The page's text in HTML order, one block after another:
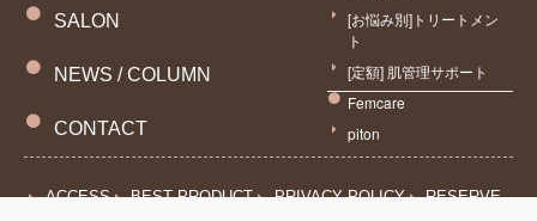
SALON
NEWS / COLUMN
CONTACT
[お悩み別]トリートメン
ト
[定額] 肌管理サポート
Femcare
piton
ACCESS BEST PRODUCT PRIVACY POLICY
RESERVE